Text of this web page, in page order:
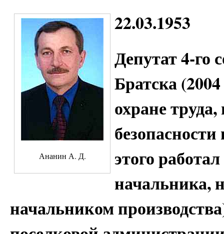
Ананин А. Д.
22.03.1953
Депутат 4-го
Братска
охране
этого
начальника,
начальником